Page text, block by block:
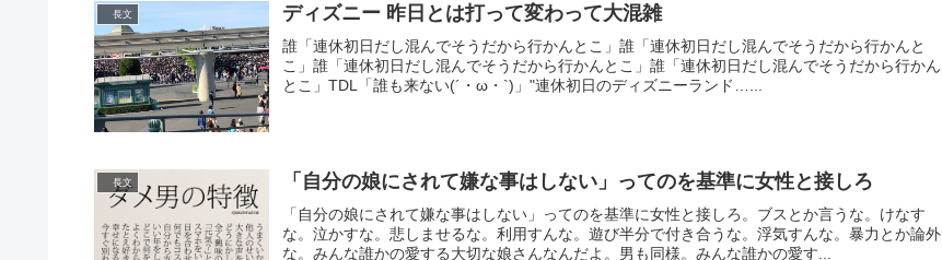
長文 ディズニー 昨日とは打って変わって大混雑
誰「連休初日だし混んでそうだから行かんとこ」誰「連休初日だし混んでそうだから行かんと
こ」誰「連休初日だし混んでそうだから行かんとこ」誰「連休初日だし混んでそうだから行かん
とこ」TDL「誰も来ない(´・ω・`)」"連休初日のディズニーランド…...
長文 「自分の娘にされて嫌な事はしない」ってのを基準に女性と接しろ
「自分の娘にされて嫌な事はしない」ってのを基準に女性と接しろ。ブスとか言うな。けなす
な。泣かすな。悲しませるな。利用すんな。遊び半分で付き合うな。浮気すんな。暴力とか論外
な。みんな誰かの愛する大切な娘さんなんだよ。男も同様。みんな誰かの愛す...